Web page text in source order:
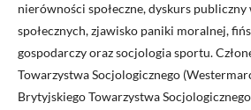
nierówności społeczne, dyskurs
społecznych, zjawisko paniki moralnej,
gospodarczy oraz socjologia sportu.
Towarzystwa Socjologicznego
Brytyjskiego Towarzystwa